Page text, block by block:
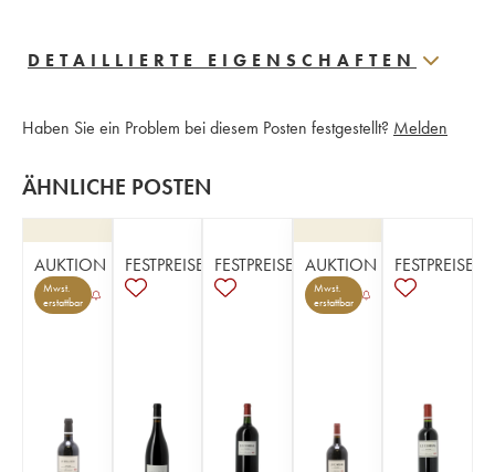
DETAILLIERTE EIGENSCHAFTEN
Haben Sie ein Problem bei diesem Posten festgestellt? Melden
ÄHNLICHE POSTEN
AUKTION
Mwst.
erstattbar
FESTPREISE FESTPREISE AUKTION
Mwst.
erstattbar
FESTPREISE